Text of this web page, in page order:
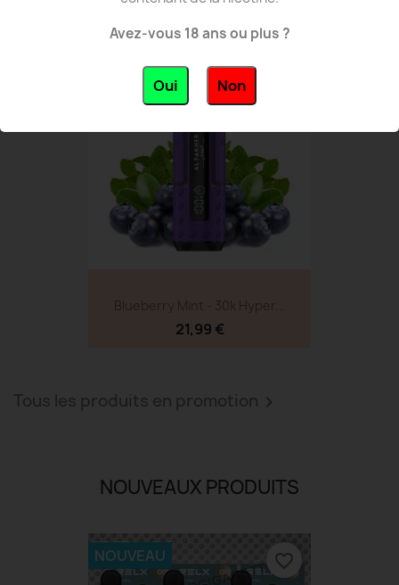
21,99 €
Blueberry Mint - 30k Hyper...
21,99 €
NOUVEAU
Tous les produits en promotion 
NOUVEAUX PRODUITS
NOUVEAU favorite_border
Avez-vous 18 ans ou plus ?
Oui Non